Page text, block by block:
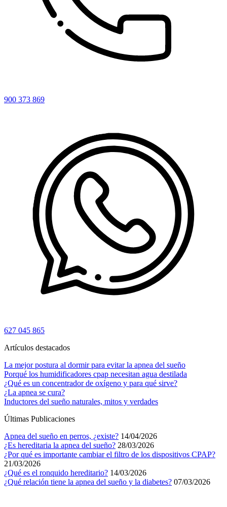
900 373 869
627 045 865
Artículos destacados
La mejor postura al dormir para evitar la apnea del sueño
Porqué los humidificadores cpap necesitan agua destilada
¿Qué es un concentrador de oxígeno y para qué sirve?
¿La apnea se cura?
Inductores del sueño naturales, mitos y verdades
Últimas Publicaciones
Apnea del sueño en perros, ¿existe? 14/04/2026
¿Es hereditaria la apnea del sueño? 28/03/2026
¿Por qué es importante cambiar el filtro de los dispositivos CPAP?
21/03/2026
¿Qué es el ronquido hereditario? 14/03/2026
¿Qué relación tiene la apnea del sueño y la diabetes? 07/03/2026